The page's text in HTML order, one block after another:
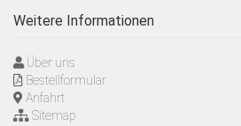
Weitere Informationen
Über uns
Bestellformular
Anfahrt
Sitemap